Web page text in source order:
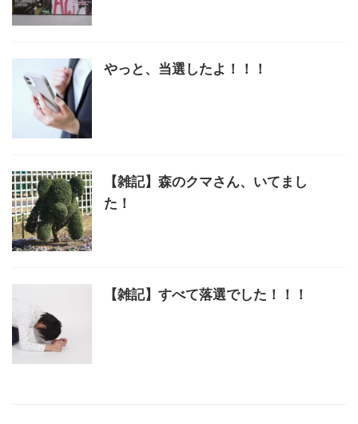
やっと、当選したよ！！！
【雑記】森のクマさん、いてまし
た！
【雑記】すべて落選でした！！！